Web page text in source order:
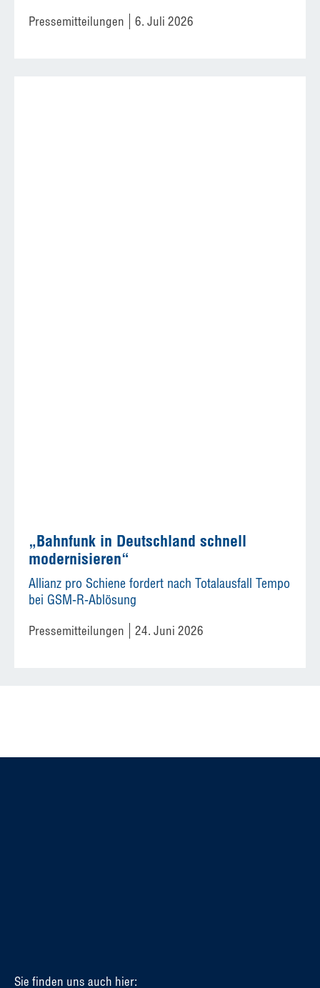
Pressemitteilungen 6. Juli 2026
„Bahnfunk in Deutschland schnell
modernisieren“
Allianz pro Schiene fordert nach Totalausfall Tempo
bei GSM-R-Ablösung
Pressemitteilungen 24. Juni 2026
Sie finden uns auch hier: